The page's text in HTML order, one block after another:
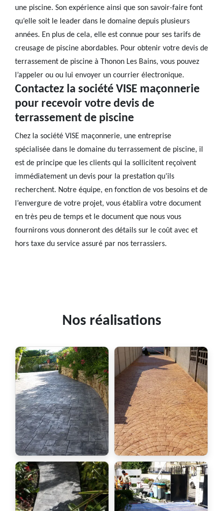
une piscine. Son expérience ainsi que son savoir-faire font
qu’elle soit le leader dans le domaine depuis plusieurs
années. En plus de cela, elle est connue pour ses tarifs de
creusage de piscine abordables. Pour obtenir votre devis de
terrassement de piscine à Thonon Les Bains, vous pouvez
l’appeler ou ou lui envoyer un courrier électronique.
Contactez la société VISE maçonnerie
pour recevoir votre devis de
terrassement de piscine
Chez la société VISE maçonnerie, une entreprise
spécialisée dans le domaine du terrassement de piscine, il
est de principe que les clients qui la sollicitent reçoivent
immédiatement un devis pour la prestation qu’ils
recherchent. Notre équipe, en fonction de vos besoins et de
l’envergure de votre projet, vous établira votre document
en très peu de temps et le document que nous vous
fournirons vous donneront des détails sur le coût avec et
hors taxe du service assuré par nos terrassiers.
Nos réalisations